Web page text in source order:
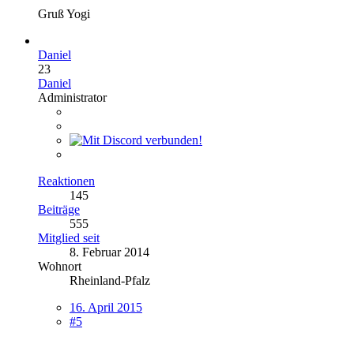
Gruß Yogi
Daniel
23
Daniel
Administrator
Reaktionen
145
Beiträge
555
Mitglied seit
8. Februar 2014
Wohnort
Rheinland-Pfalz
16. April 2015
#5